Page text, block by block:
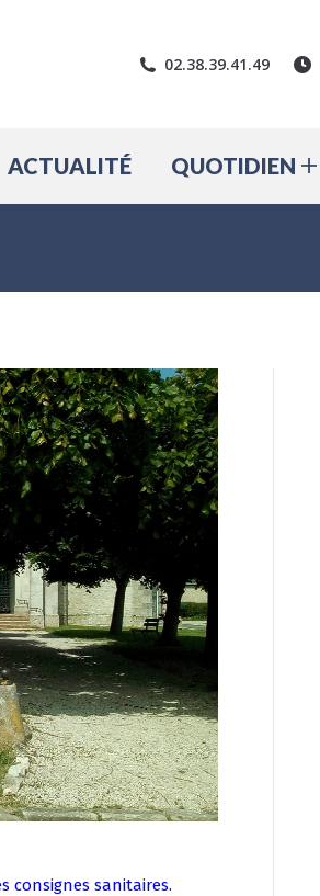
02.38.39.41.49
ACTUALITÉ QUOTIDIEN
consignes sanitaires.